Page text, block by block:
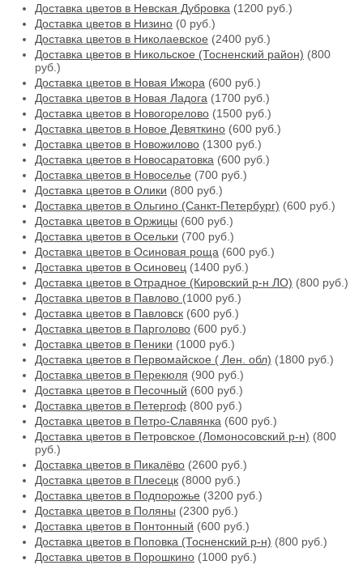
Доставка цветов в Невская Дубровка (1200 руб.)
Доставка цветов в Низино (0 руб.)
Доставка цветов в Николаевское (2400 руб.)
Доставка цветов в Никольское (Тосненский район) (800
руб.)
Доставка цветов в Новая Ижора (600 руб.)
Доставка цветов в Новая Ладога (1700 руб.)
Доставка цветов в Новогорелово (1500 руб.)
Доставка цветов в Новое Девяткино (600 руб.)
Доставка цветов в Новожилово (1300 руб.)
Доставка цветов в Новосаратовка (600 руб.)
Доставка цветов в Новоселье (700 руб.)
Доставка цветов в Олики (800 руб.)
Доставка цветов в Ольгино (Санкт-Петербург) (600 руб.)
Доставка цветов в Оржицы (600 руб.)
Доставка цветов в Осельки (700 руб.)
Доставка цветов в Осиновая роща (600 руб.)
Доставка цветов в Осиновец (1400 руб.)
Доставка цветов в Отрадное (Кировский р-н ЛО) (800 руб.)
Доставка цветов в Павлово (1000 руб.)
Доставка цветов в Павловск (600 руб.)
Доставка цветов в Парголово (600 руб.)
Доставка цветов в Пеники (1000 руб.)
Доставка цветов в Первомайское ( Лен. обл) (1800 руб.)
Доставка цветов в Перекюля (900 руб.)
Доставка цветов в Песочный (600 руб.)
Доставка цветов в Петергоф (800 руб.)
Доставка цветов в Петро-Славянка (600 руб.)
Доставка цветов в Петровское (Ломоносовский р-н) (800
руб.)
Доставка цветов в Пикалёво (2600 руб.)
Доставка цветов в Плесецк (8000 руб.)
Доставка цветов в Подпорожье (3200 руб.)
Доставка цветов в Поляны (2300 руб.)
Доставка цветов в Понтонный (600 руб.)
Доставка цветов в Поповка (Тосненский р-н) (800 руб.)
Доставка цветов в Порошкино (1000 руб.)